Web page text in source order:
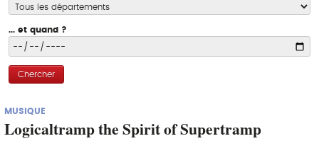
... et quand ?
Chercher
MUSIQUE
Logicaltramp the Spirit of Supertramp